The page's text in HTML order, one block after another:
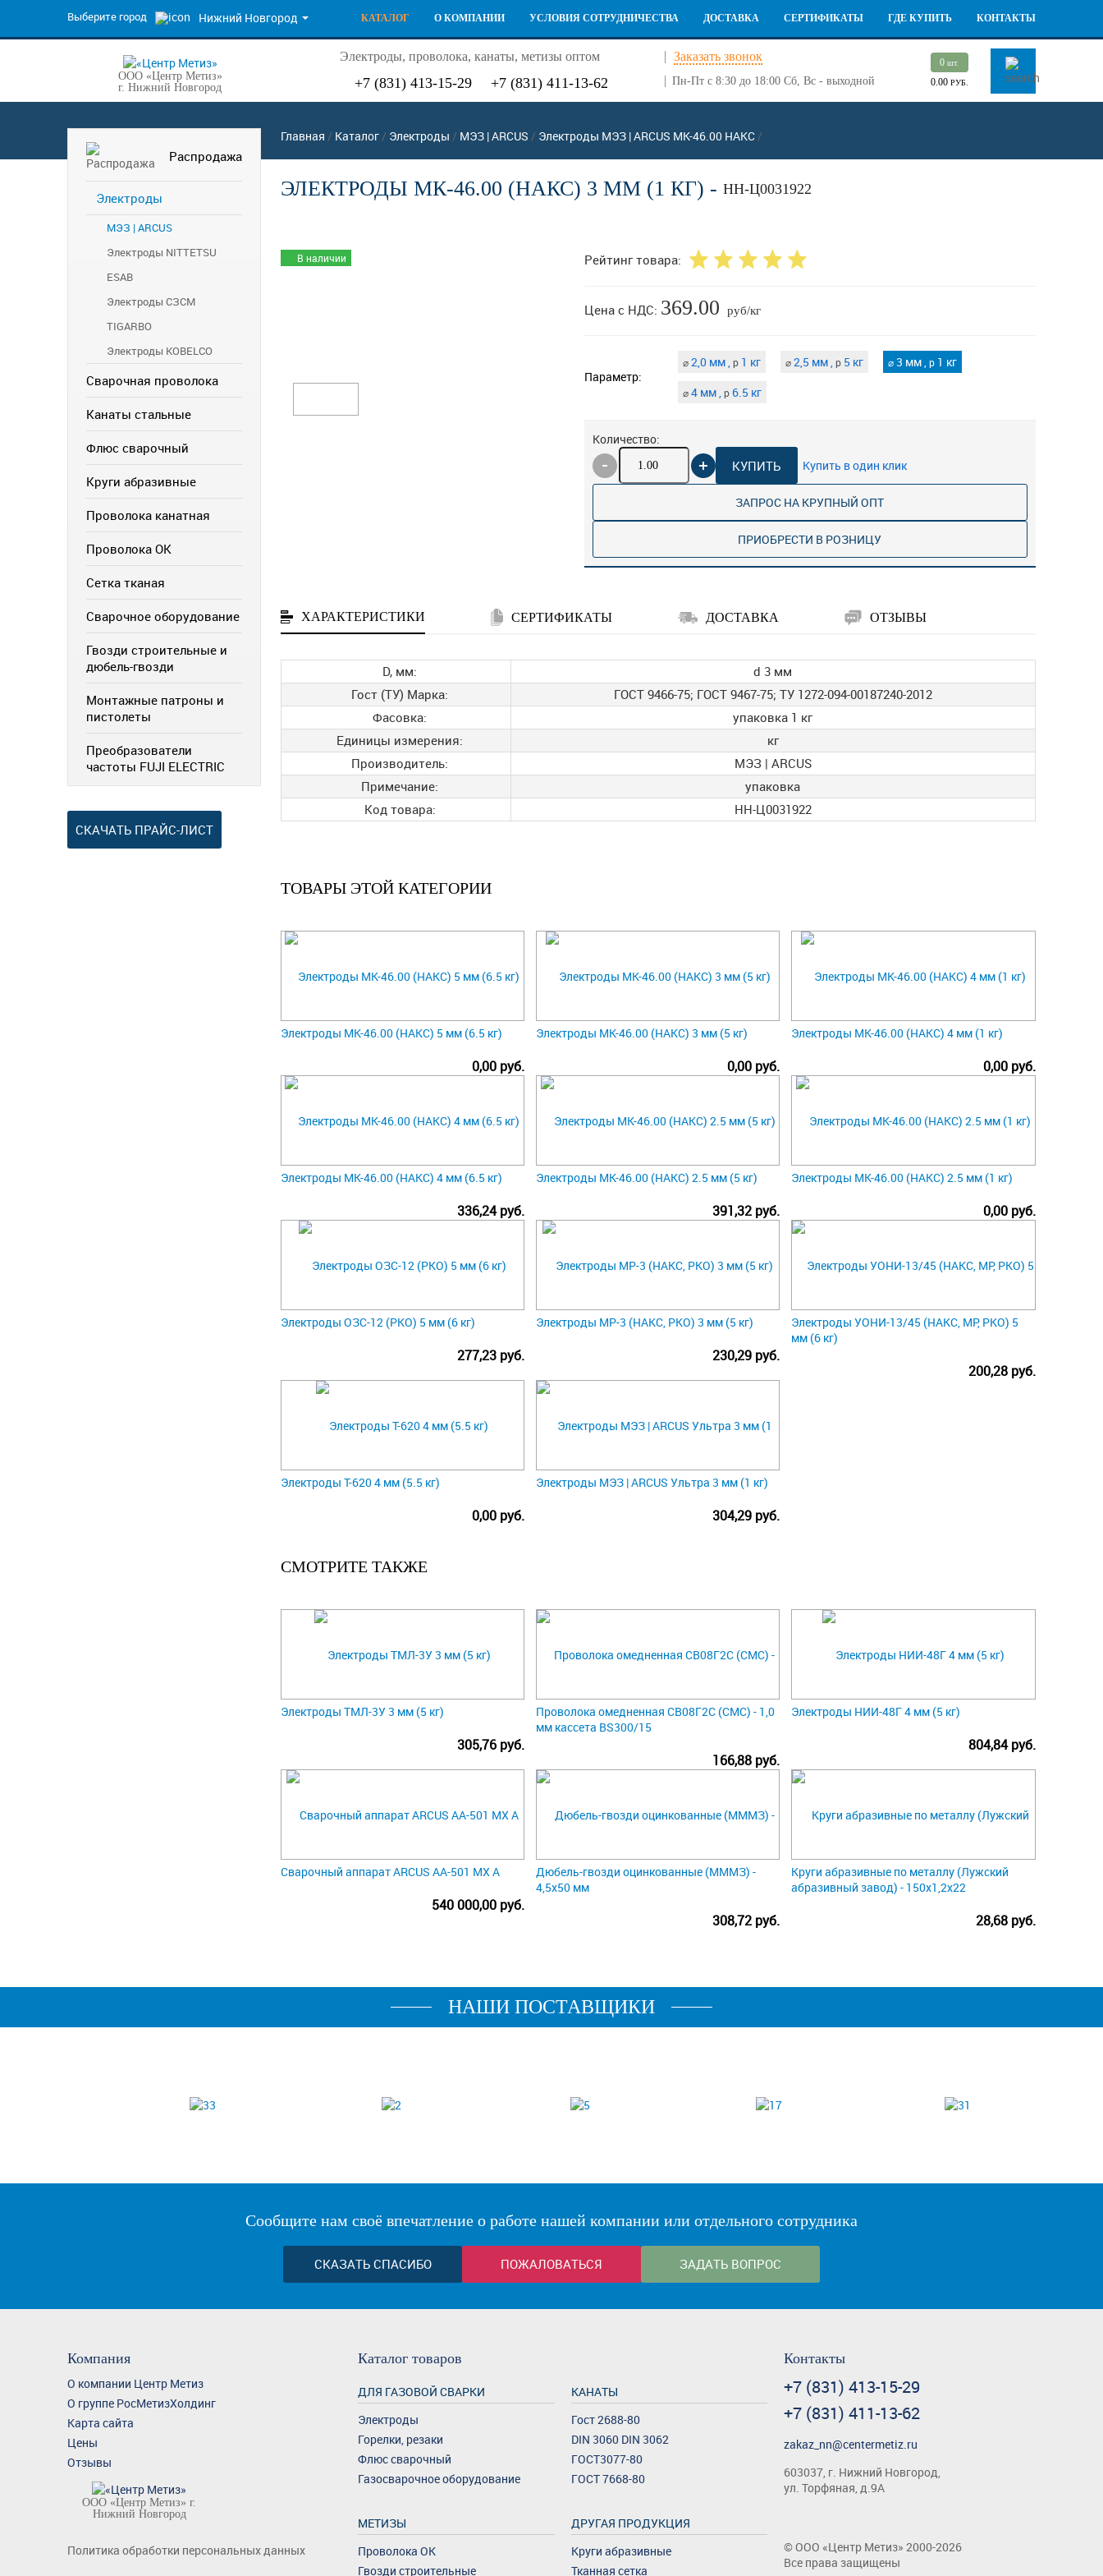
Выберите город Нижний Новгород КАТАЛОГ О КОМПАНИИ УСЛОВИЯ СОТРУДНИЧЕСТВА ДОСТАВКА СЕРТИФИКАТЫ ГДЕ КУПИТЬ КОНТАКТЫ
ООО «Центр Метиз»
г. Нижний Новгород
Электроды, проволока, канаты, метизы оптом Заказать звонок
+7 (831) 413-15-29 +7 (831) 411-13-62 Пн-Пт с 8:30 до 18:00 Сб, Вс - выходной
0шт.
0.00 РУБ.
Распродажа
Электроды
МЭЗ | ARCUS
Электроды NITTETSU
ESAB
Электроды СЗСМ
TIGARBO
Электроды KOBELCO
Сварочная проволока
Канаты стальные
Флюс сварочный
Круги абразивные
Проволока канатная
Проволока ОК
Сетка тканая
Сварочное оборудование
Гвозди строительные и
дюбель-гвозди
Монтажные патроны и
пистолеты
Преобразователи
частоты FUJI ELECTRIC
СКАЧАТЬ ПРАЙС-ЛИСТ
Главная / Каталог/ Электроды / МЭЗ | ARCUS / Электроды МЭЗ | ARCUS МК-46.00 НАКС/
ЭЛЕКТРОДЫ МК-46.00 (НАКС) 3 ММ (1 КГ) - НН-Ц0031922
В наличии Рейтинг товара:
Цена с НДС: 369.00 руб/кг
Параметр:
⌀2,0 мм ,p1 кг ⌀2,5 мм ,p5 кг ⌀3 мм ,p1 кг
⌀4 мм ,p6.5 кг
Количество:
КУПИТЬ Купить в один клик
ЗАПРОС НА КРУПНЫЙ ОПТ
ПРИОБРЕСТИ В РОЗНИЦУ
ХАРАКТЕРИСТИКИ СЕРТИФИКАТЫ ДОСТАВКА ОТЗЫВЫ
D, мм:
d 3 мм
Гост (ТУ) Марка:
ГОСТ 9466-75; ГОСТ 9467-75; ТУ 1272-094-00187240-2012
Фасовка:
упаковка 1 кг
Единицы измерения:
кг
Производитель:
МЭЗ | ARCUS
Примечание:
упаковка
Код товара:
НН-Ц0031922
ТОВАРЫ ЭТОЙ КАТЕГОРИИ
Электроды МК-46.00 (НАКС) 5 мм (6.5 кг)
0,00 руб.
Электроды МК-46.00 (НАКС) 3 мм (5 кг)
0,00 руб.
Электроды МК-46.00 (НАКС) 4 мм (1 кг)
0,00 руб.
Электроды МК-46.00 (НАКС) 4 мм (6.5 кг)
336,24 руб.
Электроды МК-46.00 (НАКС) 2.5 мм (5 кг)
391,32 руб.
Электроды МК-46.00 (НАКС) 2.5 мм (1 кг)
0,00 руб.
Электроды ОЗС-12 (РКО) 5 мм (6 кг)
277,23 руб.
Электроды МР-3 (НАКС, РКО) 3 мм (5 кг)
230,29 руб.
Электроды УОНИ-13/45 (НАКС, МР, РКО) 5
мм (6 кг)
200,28 руб.
Электроды Т-620 4 мм (5.5 кг)
0,00 руб.
Электроды МЭЗ | ARCUS Ультра 3 мм (1 кг)
304,29 руб.
СМОТРИТЕ ТАКЖЕ
Электроды ТМЛ-3У 3 мм (5 кг)
305,76 руб.
Проволока омедненная СВ08Г2С (СМС) - 1,0
мм кассета BS300/15
166,88 руб.
Электроды НИИ-48Г 4 мм (5 кг)
804,84 руб.
Сварочный аппарат ARCUS AA-501 MX A
540 000,00 руб.
Дюбель-гвозди оцинкованные (МММЗ) -
4,5х50 мм
308,72 руб.
Круги абразивные по металлу (Лужский
абразивный завод) - 150х1,2х22
28,68 руб.
НАШИ ПОСТАВЩИКИ
Сообщите нам своё впечатление о работе нашей компании или отдельного сотрудника
СКАЗАТЬ СПАСИБО ПОЖАЛОВАТЬСЯ ЗАДАТЬ ВОПРОС
Компания
О компании Центр Метиз
О группе РосМетизХолдинг
Карта сайта
Цены
Отзывы
ООО «Центр Метиз» г.
Нижний Новгород
Политика обработки персональных данных
Каталог товаров
ДЛЯ ГАЗОВОЙ СВАРКИ
Электроды
Горелки, резаки
Флюс сварочный
Газосварочное оборудование
КАНАТЫ
Гост 2688-80
DIN 3060 DIN 3062
ГОСТ3077-80
ГОСТ 7668-80
МЕТИЗЫ
Проволока ОК
Гвозди строительные
ДРУГАЯ ПРОДУКЦИЯ
Круги абразивные
Тканная сетка
Контакты
+7 (831) 413-15-29
+7 (831) 411-13-62
zakaz_nn@centermetiz.ru
603037, г. Нижний Новгород,
ул. Торфяная, д.9А
©ООО «Центр Метиз» 2000-2026
Все права защищены